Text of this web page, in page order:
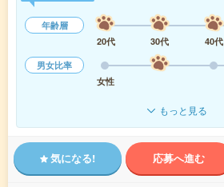
年齢層
20代
30代 40代
男女比率
女性
もっと見る
気になる! 応募へ進む